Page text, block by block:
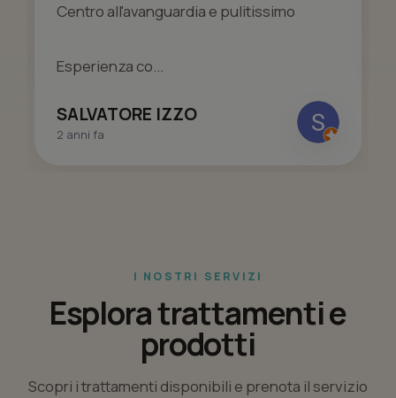
Centro all'avanguardia e pulitissimo
Esperienza co...
SALVATORE IZZO
2 anni fa
I NOSTRI SERVIZI
Esplora trattamenti e
prodotti
Scopri i trattamenti disponibili e prenota il servizio